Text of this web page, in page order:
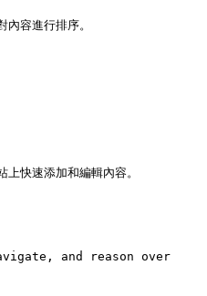
容進行排序。
快速添加和編輯內容。
and reason over